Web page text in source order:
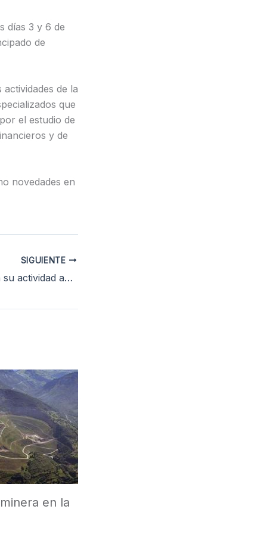
días 3 y 6 de
de
de la
que
el estudio de
y de
novedades en
SIGUIENTE
Orovalle presenta su actividad ante los Colegios Profesionales de Asturias
en la